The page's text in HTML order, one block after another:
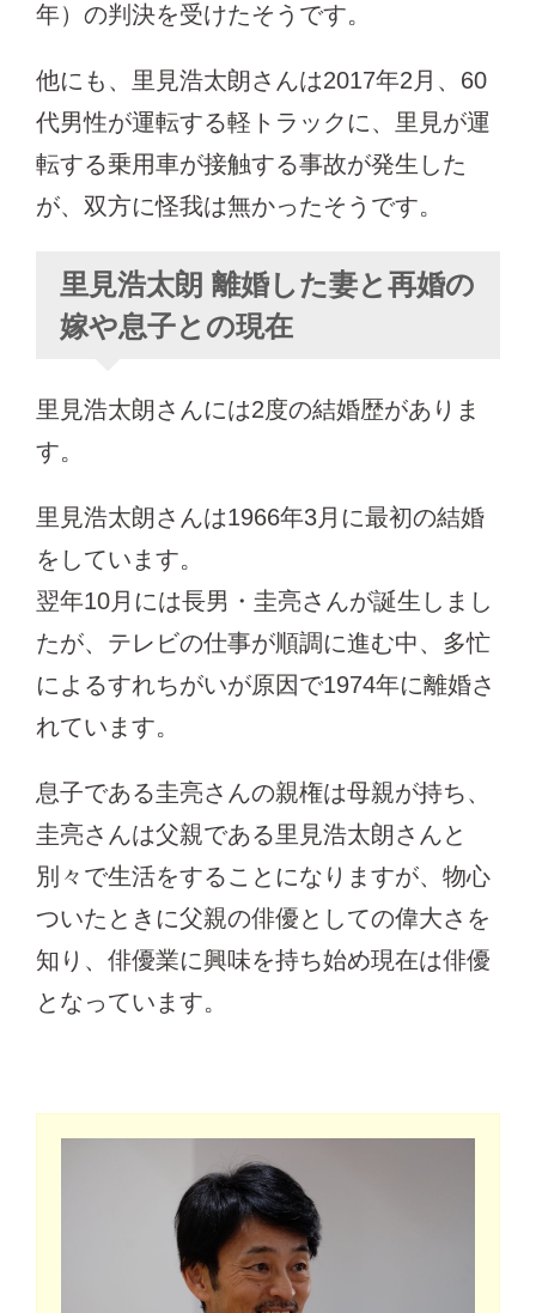
年）の判決を受けたそうです。
他にも、里見浩太朗さんは2017年2月、60
代男性が運転する軽トラックに、里見が運
転する乗用車が接触する事故が発生した
が、双方に怪我は無かったそうです。
里見浩太朗 離婚した妻と再婚の
嫁や息子との現在
里見浩太朗さんには2度の結婚歴がありま
す。
里見浩太朗さんは1966年3月に最初の結婚
をしています。
翌年10月には長男・圭亮さんが誕生しまし
たが、テレビの仕事が順調に進む中、多忙
によるすれちがいが原因で1974年に離婚さ
れています。
息子である圭亮さんの親権は母親が持ち、
圭亮さんは父親である里見浩太朗さんと
別々で生活をすることになりますが、物心
ついたときに父親の俳優としての偉大さを
知り、俳優業に興味を持ち始め現在は俳優
となっています。